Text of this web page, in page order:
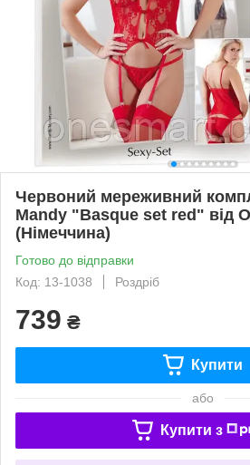
Червоний мереживний
Mandy "Basque set red" від
(Німеччина)
Готово до відправки
Код: 13-1038
Роздріб
739 ₴
Купити
або
Купити з